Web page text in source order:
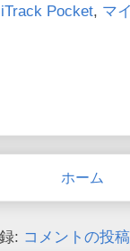
iTrack Pocket, マ
ホーム
: コメントの投